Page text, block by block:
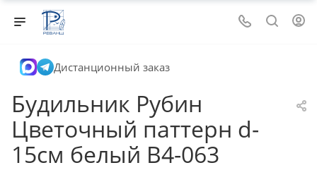
Дистанционный заказ
Будильник Рубин
Цветочный паттерн d-
15см белый В4-063